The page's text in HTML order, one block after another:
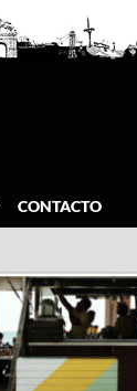
CONTACTO